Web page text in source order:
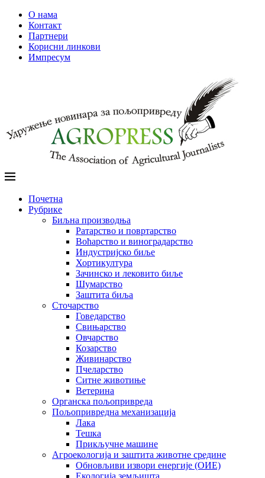
О нама
Контакт
Партнери
Корисни линкови
Импресум
Почетна
Рубрике
Биљна производња
Ратарство и повртарство
Воћарство и виноградарство
Индустријско биље
Хортикултура
Зачинско и лековито биље
Шумарство
Заштита биља
Сточарство
Говедарство
Свињарство
Овчарство
Козарство
Живинарство
Пчеларство
Ситне животиње
Ветерина
Органска пољопривреда
Пољопривредна механизација
Лака
Тешка
Прикључне машине
Агроекологија и заштита животне средине
Обновљиви извори енергије (ОИЕ)
Екологија земљишта